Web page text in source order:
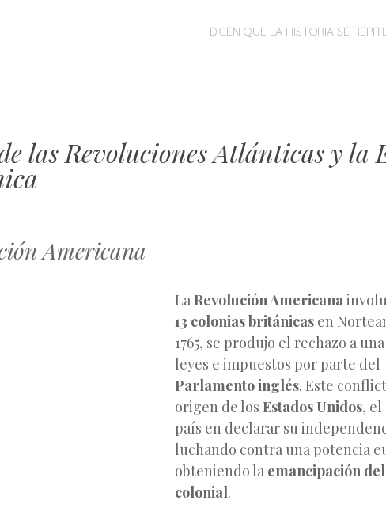
MENÚ
SALTARDICEN QUE LA HISTORIA SE
las Revoluciones Atlánticas y la
Americana
La Revolución Americana
13 colonias británicas en
1765, se produjo el rechazo a
leyes e impuestos por parte del
Parlamento inglés. Este
origen de los Estados Unidos,
país en declarar su
luchando contra una potencia
obteniendo la emancipación
colonial.